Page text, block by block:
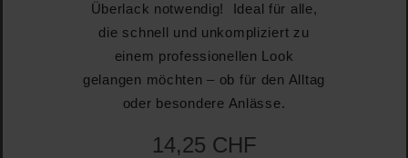
Überlack notwendig! Ideal für alle,
die schnell und unkompliziert zu
einem professionellen Look
gelangen möchten – ob für den Alltag
oder besondere Anlässe.
14,25 CHF